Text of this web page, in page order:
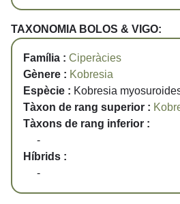
TAXONOMIA BOLOS & VIGO:
Família : Ciperàcies
Gènere : Kobresia
Espècie : Kobresia
Tàxon de rang superior :
Tàxons de rang inferior :
-
Híbrids :
-